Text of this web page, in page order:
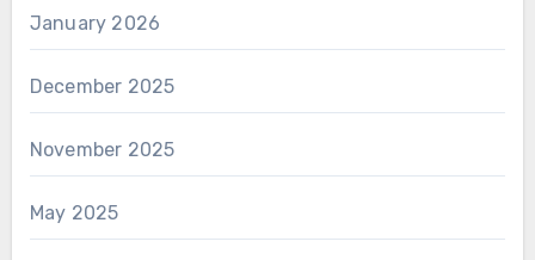
January 2026
December 2025
November 2025
May 2025